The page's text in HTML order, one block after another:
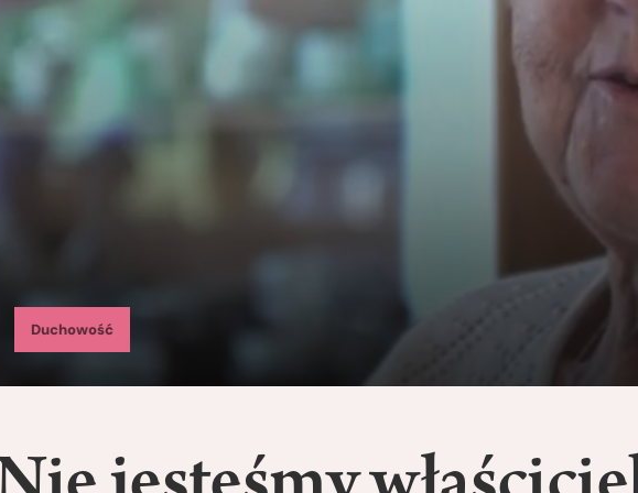
Duchowość